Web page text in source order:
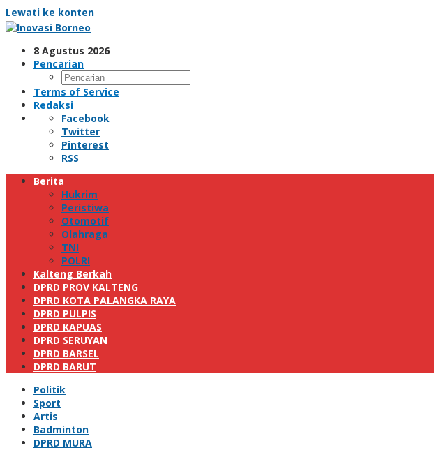
Lewati ke konten
8 Agustus 2026
Pencarian
Terms of Service
Redaksi
Facebook
Twitter
Pinterest
RSS
Berita
Hukrim
Peristiwa
Otomotif
Olahraga
TNI
POLRI
Kalteng Berkah
DPRD PROV KALTENG
DPRD KOTA PALANGKA RAYA
DPRD PULPIS
DPRD KAPUAS
DPRD SERUYAN
DPRD BARSEL
DPRD BARUT
Politik
Sport
Artis
Badminton
DPRD MURA